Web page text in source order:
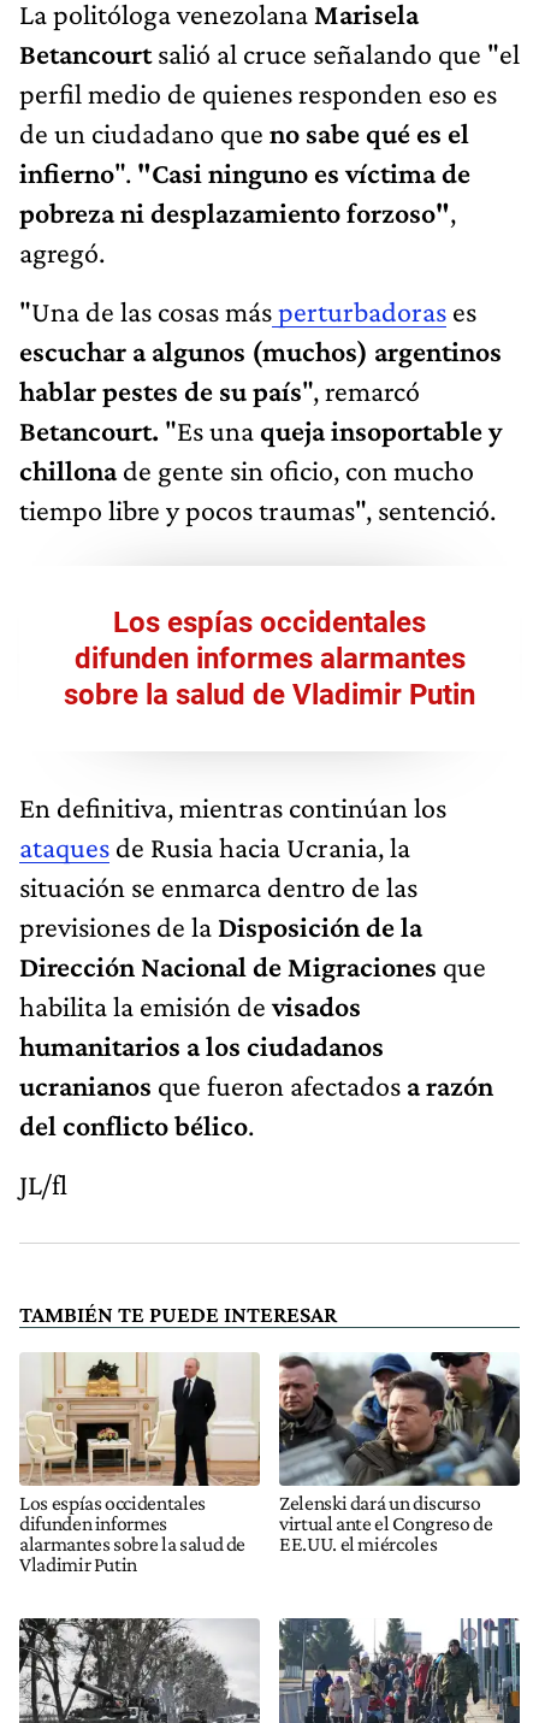
La politóloga venezolana Marisela
Betancourtsalió al cruce señalando que "el
perfil medio de quienes responden eso es
de un ciudadano que no sabe qué es el
infierno". "Casi ninguno es víctima de
pobreza ni desplazamiento forzoso",
agregó.
"Una de las cosas másperturbadoras es
escuchar a algunos (muchos) argentinos
hablar pestes de su país", remarcó
Betancourt. "Es una queja insoportable y
chillonade gente sin oficio, con mucho
tiempo libre y pocos traumas", sentenció.
Los espías occidentales
difunden informes alarmantes
sobre la salud de Vladimir Putin
En definitiva, mientras continúan los
ataques de Rusia hacia Ucrania, la
situación se enmarca dentro de las
previsiones de la Disposición de la
Dirección Nacional de Migraciones que
habilita la emisión devisados
humanitarios a los ciudadanos
ucranianos que fueron afectados a razón
del conflicto bélico.
JL/fl
TAMBIÉN TE PUEDE INTERESAR
Los espías occidentales
difunden informes
alarmantes sobre la salud de
Vladimir Putin
Zelenski dará un discurso
virtual ante el Congreso de
EE.UU. el miércoles